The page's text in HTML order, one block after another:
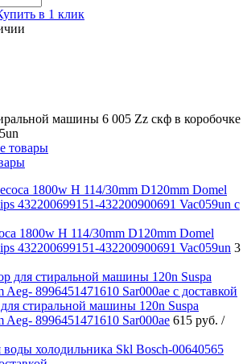
в 1 клик
машины 6 005 Zz скф в коробочке
товары
1800w H 114/30mm D120mm Domel
432200699151-432200900691 Vac059un 3
стиральной машины 120n Suspa
8996451471610 Sar000ae 615 руб. /